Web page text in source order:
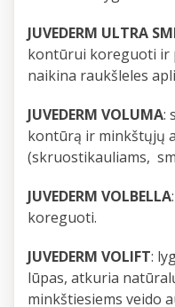
JUVEDERM ULTRA
kontūrui koreguoti ir
naikina raukšleles
JUVEDERM VOLUMA:
kontūrą ir minkštųjų
(skruostikauliams,
JUVEDERM VOLBELLA
koreguoti.
JUVEDERM VOLIFT:
lūpas, atkuria
minkštiesiems veido